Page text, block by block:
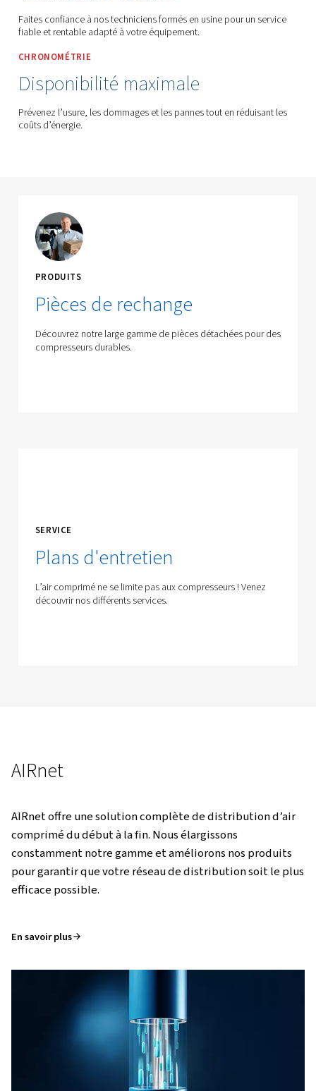
Pièces d'origine
Conçu et qualifié par le fabricant de votre compresseur,
des experts formés en usine. Faites confiance aux pièces
d’origine pour garantir la sécurité et la qualité de vos
au long du cycle de vie de votre compresseur.
Faites confiance à nos techniciens formés en usine pour
fiable et rentable adapté à votre équipement.
CHRONOMÉTRIE
Disponibilité maximale
Prévenez l’usure, les dommages et les pannes tout en
coûts d’énergie.
PRODUITS
Piècesderechange
SERVICE
Plans
L’air comprimé ne se limite pas aux compresseurs !
En savoir plus